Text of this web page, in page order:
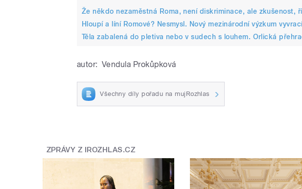
Že někdo nezaměstná Roma, není diskriminace, ale zkušenost,
Hloupí a líní Romové? Nesmysl. Nový mezinárodní výzkum
Těla zabalená do pletiva nebo v sudech s louhem. Orlická
autor: Vendula Prokůpková
Všechny díly pořadu na mujRozhlas
ZPRÁVY Z IROZHLAS.CZ